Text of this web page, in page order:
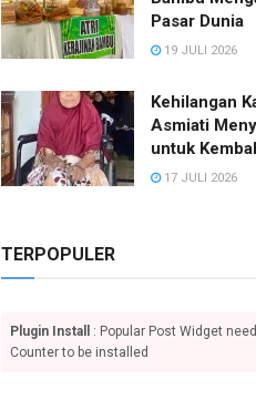
Pasar Dunia
19 JULI 2026
Kehilangan
Asmiati
untuk
17 JULI 2026
TERPOPULER
Plugin Install
: Popular Post Widget
Counter to be installed